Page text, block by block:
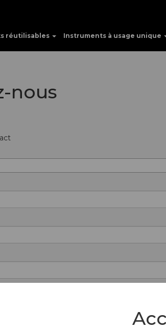
réutilisables Instruments à usage unique
nous
LE CODE POSTAL, LA VILLE ET LE PAYS)